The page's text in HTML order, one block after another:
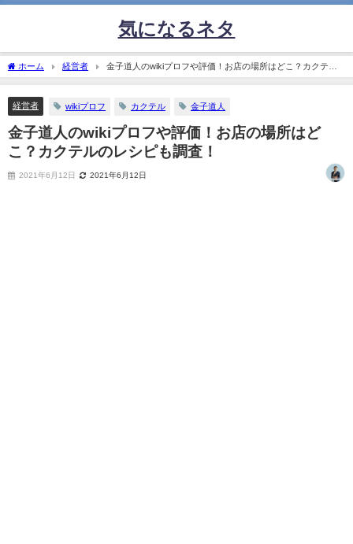
気になるネタ
ホーム 経営者
金子道人のwikiプロフや評価！お店の場所はどこ？カクテル
のレシピも調査！
経営者 wikiプロフ カクテル 金子道人
金子道人のwikiプロフや評価！お店の場所はど
こ？カクテルのレシピも調査！
2021年6月12日 2021年6月12日